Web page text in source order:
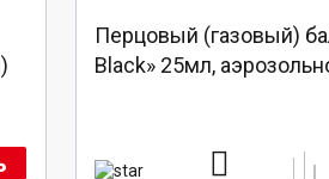
Перцовый (газовый)
Black» 25мл,